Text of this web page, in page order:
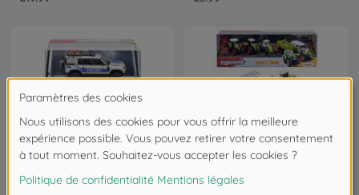
Police
Land Rover Defender 90 Police
Engins de chantier
Majo Ferme Class 5 Pcs Giftpack